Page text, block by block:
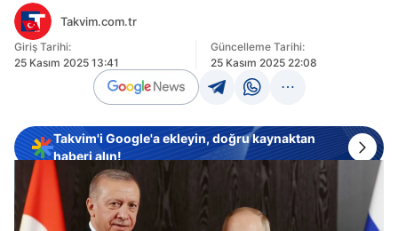
Takvim.com.tr
Giriş Tarihi:
25 Kasım 2025 13:41
Güncelleme Tarihi:
25 Kasım 2025 22:08
Takvim'i Google'a ekleyin, doğru kaynaktan
haberi alın!